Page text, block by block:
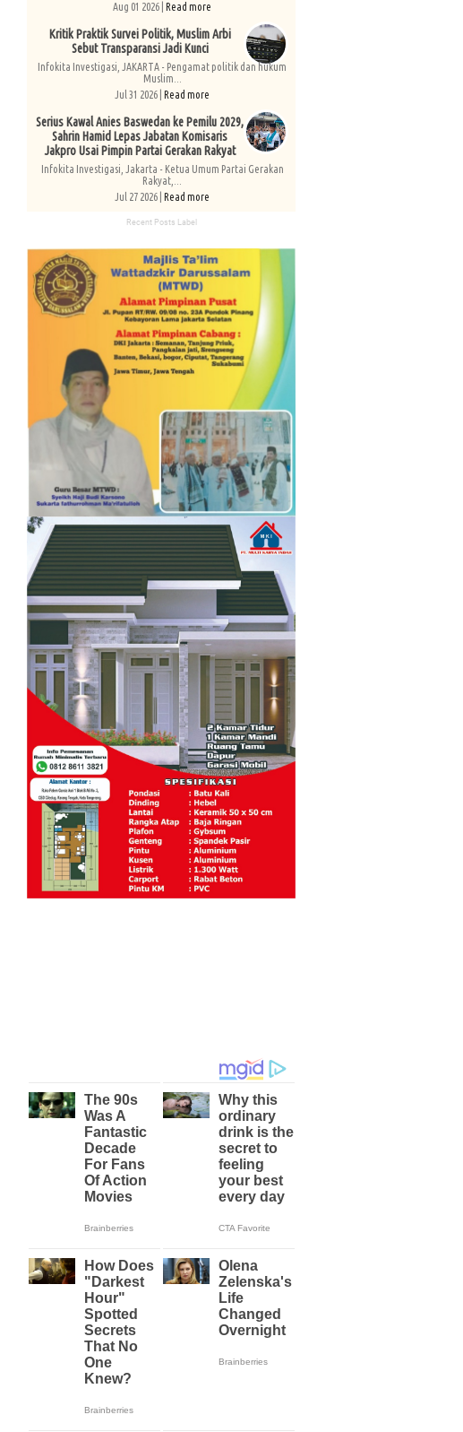
Aug 01 2026 | Read more
Kritik Praktik Survei Politik, Muslim Arbi
Sebut Transparansi Jadi Kunci
Infokita Investigasi, JAKARTA - Pengamat politik dan hukum
Muslim...
Jul 31 2026 | Read more
Serius Kawal Anies Baswedan ke Pemilu 2029,
Sahrin Hamid Lepas Jabatan Komisaris
Jakpro Usai Pimpin Partai Gerakan Rakyat
Infokita Investigasi, Jakarta - Ketua Umum Partai Gerakan
Rakyat,...
Jul 27 2026 | Read more
Recent Posts Label